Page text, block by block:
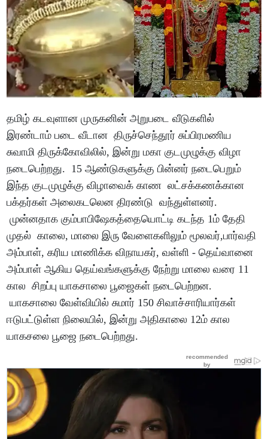
தமிழ் கடவுளான முருகனின் அறுபடை வீடுகளில்
இரண்டாம் படை வீடான திருச்செந்தூர் சுப்பிரமணிய
சுவாமி திருக்கோவிலில், இன்று மகா குடமுழுக்கு விழா
நடைபெற்றது. 15 ஆண்டுகளுக்கு பின்னர் நடைபெறும்
இந்த குடமுழுக்கு விழாவைக் காண லட்சக்கணக்கான
பக்தர்கள் அலைகடலென திரண்டு வந்துள்ளனர்.
முன்னதாக கும்பாபிஷேகத்தையொட்டி கடந்த 1ம் தேதி
முதல் காலை, மாலை இரு வேளைகளிலும் மூலவர்,பார்வதி
அம்பாள், கரிய மாணிக்க விநாயகர், வள்ளி - தெய்வானை
அம்பாள் ஆகிய தெய்வங்களுக்கு நேற்று மாலை வரை 11
கால சிறப்பு யாகசாலை பூஜைகள் நடைபெற்றன.
யாகசாலை வேள்வியில் சுமார் 150 சிவாச்சாரியார்கள்
ஈடுபட்டுள்ள நிலையில், இன்று அதிகாலை 12ம் கால
யாகசலை பூஜை நடைபெற்றது.